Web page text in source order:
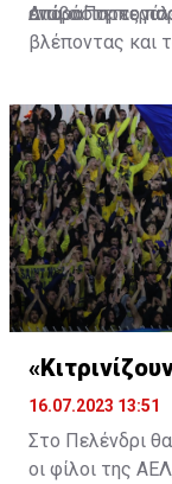
απαραίτητες
ενώ ο
βλέποντας και
Διαβάστε
16.07.2023 13:51
Στο Πελένδρι
οι φίλοι της